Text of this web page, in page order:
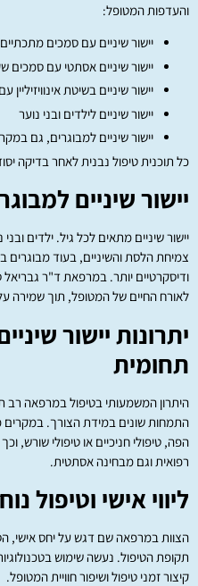
והעדפות המטופל:
יישור שיניים עם סמכים
יישור שיניים אסתטי עם סמכים
יישור שיניים בשיטת
יישור שיניים לילדים ובני נוער
יישור שיניים למבוגרים, גם
כל תוכנית טיפול נבנית לאחר בדיקה
יישור שיניים
יישור שיניים מתאים לכל גיל. ילדים
צמיחת הלסת והשיניים, בעוד מבוגרים
ודיסקרטיים יותר. במרפאת ד"ר
לאורח החיים של המטופל, תוך שמירה
יתרונות יישור
תחומית
היתרון המשמעותי בטיפול במרפאה רב
התמחות שונים במידת הצורך. במקרים
הפה, טיפולי חניכיים או טיפולי שורש,
רפואית וגם מבחינה אסתטית.
ליווי אישי וטיפול נוח
הצוות במרפאה שם דגש על יחס אישי,
תקופת הטיפול. נעשה שימוש
קיצור זמני טיפול ושיפור חוויית המטופל.